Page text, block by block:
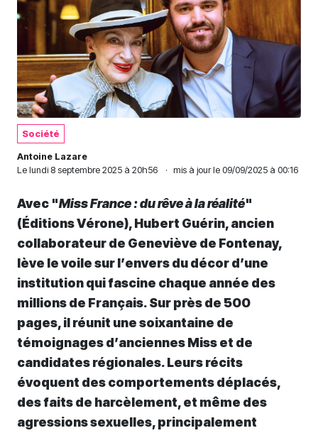
Société
Antoine Lazare
Le lundi 8 septembre 2025 à 20h56 · mis à jour le 09/09/2025 à 00:16
Avec "Miss France : du rêve à la réalité"
(Éditions Vérone), Hubert Guérin, ancien
collaborateur de Geneviève de Fontenay,
lève le voile sur l’envers du décor d’une
institution qui fascine chaque année des
millions de Français. Sur près de 500
pages, il réunit une soixantaine de
témoignages d’anciennes Miss et de
candidates régionales. Leurs récits
évoquent des comportements déplacés,
des faits de harcèlement, et même des
agressions sexuelles, principalement